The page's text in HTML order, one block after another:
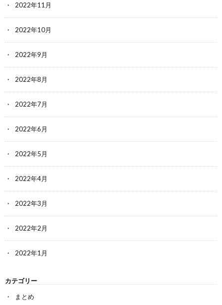
2022年11月
2022年10月
2022年9月
2022年8月
2022年7月
2022年6月
2022年5月
2022年4月
2022年3月
2022年2月
2022年1月
カテゴリー
まとめ